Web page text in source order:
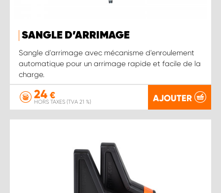
SANGLE D’ARRIMAGE
Sangle d'arrimage avec mécanisme d'enroulement
automatique pour un arrimage rapide et facile de la
charge.
24 €
HORS TAXES (TVA 21 %) AJOUTER